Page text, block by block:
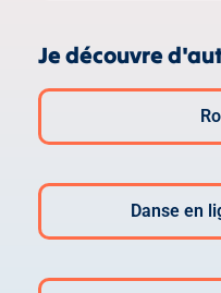
Je découvre
Danse en